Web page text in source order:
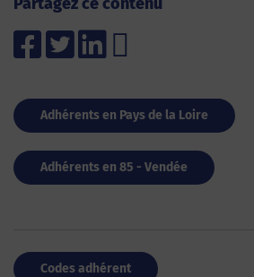
Adhérents en Pays de la Loire
Adhérents en 85 - Vendée
Codes adhérent